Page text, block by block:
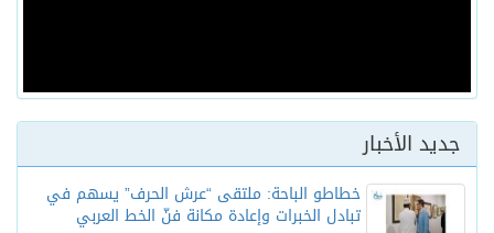
جديد الأخبار
خطاطو الباحة: ملتقى “عرش الحرف” يسهم في
تبادل الخبرات وإعادة مكانة فنّ الخط العربي